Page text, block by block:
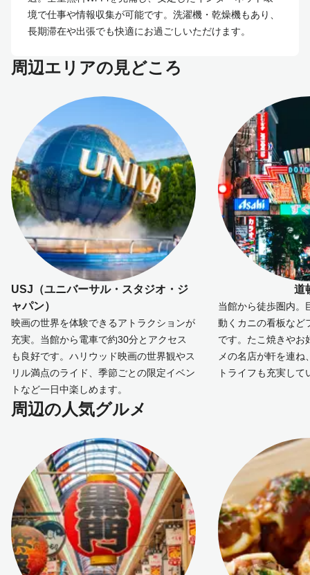
境で仕事や情報収集が可能です。洗濯機・乾燥機もあり、
長期滞在や出張でも快適にお過ごしいただけます。
周辺エリアの見どころ
USJ（ユニバーサル・スタジオ・ジ
ャパン）
映画の世界を体験できるアトラクションが
充実。当館から電車で約30分とアクセス
も良好です。ハリウッド映画の世界観やス
リル満点のライド、季節ごとの限定イベン
トなど一日中楽しめます。
道
当館から徒歩圏内。
動くカニの看板など
です。たこ焼きやお
メの名店が軒を連
トライフも充実して
周辺の人気グルメ